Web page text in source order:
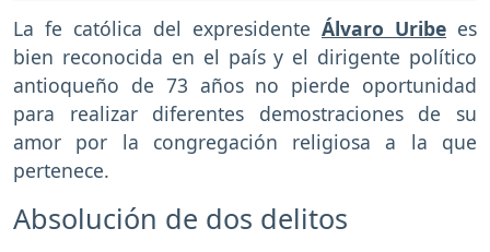
La fe católica del expresidente Álvaro Uribe es
bien reconocida en el país y el dirigente político
antioqueño de 73 años no pierde oportunidad
para realizar diferentes demostraciones de su
amor por la congregación religiosa a la que
pertenece.
Absolución de dos delitos